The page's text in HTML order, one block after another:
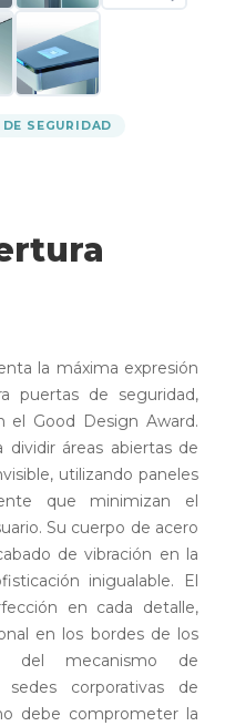
SEGURIDAD
la máxima expresión
puertas de seguridad,
el Good Design Award.
dividir áreas abiertas de
utilizando paneles
que minimizan el
Su cuerpo de acero
de vibración en la
inigualable. El
en cada detalle,
en los bordes de los
del mecanismo de
corporativas de
debe comprometer la